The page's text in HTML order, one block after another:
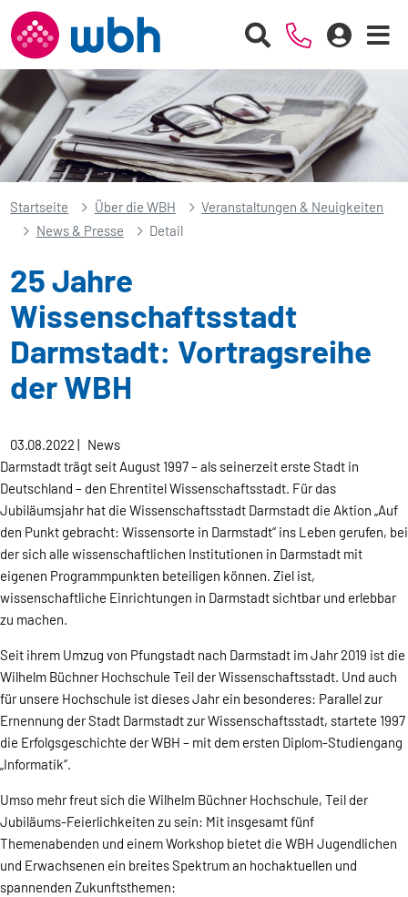
Startseite Über die WBH
Veranstaltungen & Neuigkeiten
News & Presse
Detail
25 Jahre
Wissenschaftsstadt
Darmstadt: Vortragsreihe
der WBH
03.08.2022| News
Darmstadt trägt seit August 1997 – als seinerzeit erste Stadt in
Deutschland – den Ehrentitel Wissenschaftsstadt. Für das
Jubiläumsjahr hat die Wissenschaftsstadt Darmstadt die Aktion „Auf
den Punkt gebracht: Wissensorte in Darmstadt“ ins Leben gerufen, bei
der sich alle wissenschaftlichen Institutionen in Darmstadt mit
eigenen Programmpunkten beteiligen können. Ziel ist,
wissenschaftliche Einrichtungen in Darmstadt sichtbar und erlebbar
zu machen.
Seit ihrem Umzug von Pfungstadt nach Darmstadt im Jahr 2019 ist die
Wilhelm Büchner Hochschule Teil der Wissenschaftsstadt. Und auch
für unsere Hochschule ist dieses Jahr ein besonderes: Parallel zur
Ernennung der Stadt Darmstadt zur Wissenschaftsstadt, startete 1997
die Erfolgsgeschichte der WBH – mit dem ersten Diplom-Studiengang
„Informatik“.
Umso mehr freut sich die Wilhelm Büchner Hochschule, Teil der
Jubiläums-Feierlichkeiten zu sein: Mit insgesamt fünf
Themenabenden und einem Workshop bietet die WBH Jugendlichen
und Erwachsenen ein breites Spektrum an hochaktuellen und
spannenden Zukunftsthemen: